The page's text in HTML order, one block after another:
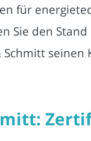
für
Sie den
Schmitt